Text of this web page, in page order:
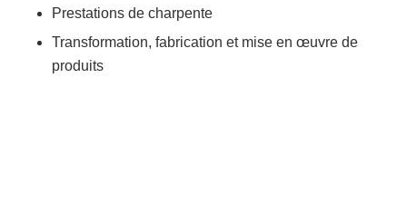
Prestations de charpente
Transformation, fabrication et mise en œuvre de
produits